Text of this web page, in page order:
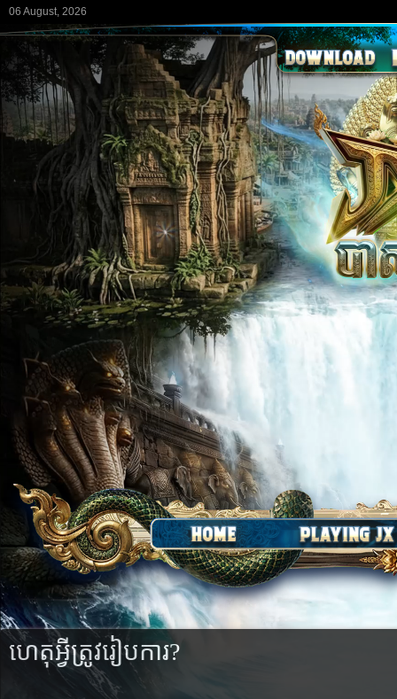
06 August, 2026
ហេតុអ្វីត្រូវរៀបការ?